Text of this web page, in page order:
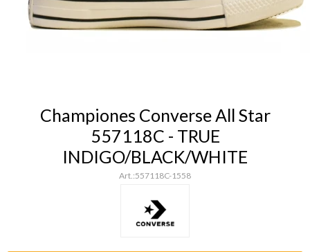
Championes Converse All Star
557118C - TRUE
INDIGO/BLACK/WHITE
557118C-1558